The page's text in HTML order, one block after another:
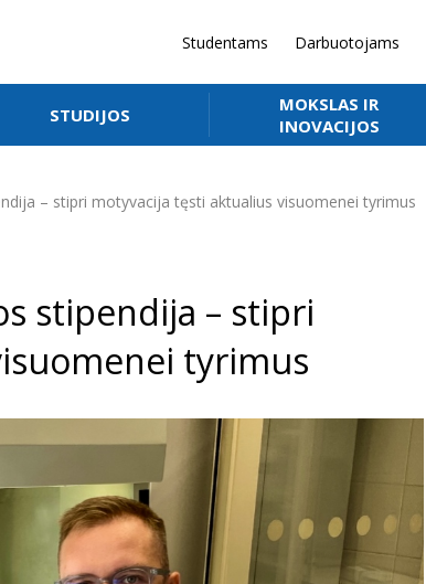
Studentams Darbuotojams
STUDIJOS
MOKSLAS IR
INOVACIJOS
– stipri motyvacija tęsti aktualius visuomenei tyrimus
stipendija – stipri
tyrimus